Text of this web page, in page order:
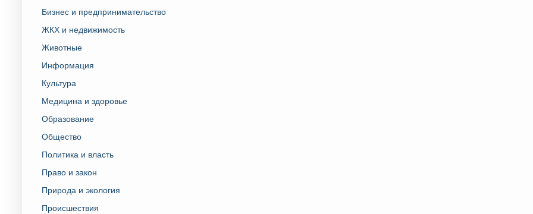
Бизнес и предпринимательство
ЖКХ и недвижимость
Животные
Информация
Культура
Медицина и здоровье
Образование
Общество
Политика и власть
Право и закон
Природа и экология
Происшествия